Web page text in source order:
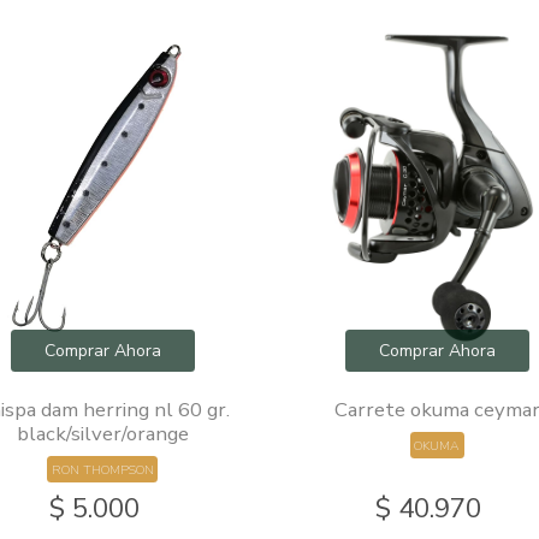
Comprar Ahora
dam herring nl 60 gr.
black/silver/orange
RON THOMPSON
$ 5.000
Comprar Ahora
Carrete okuma ceymar
OKUMA
$ 40.970